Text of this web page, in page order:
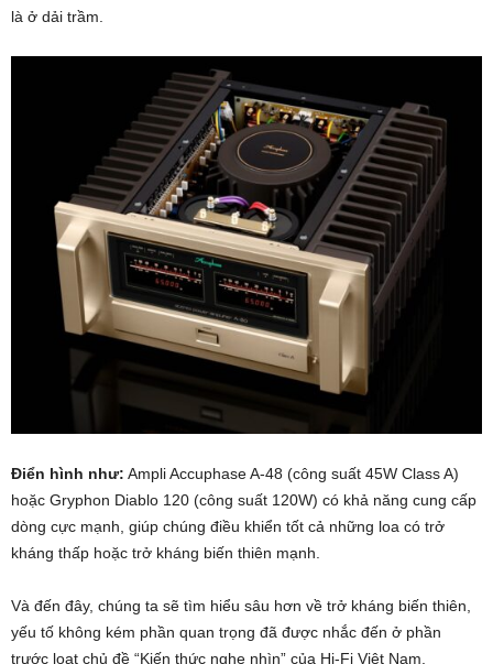
là ở dải trầm.
Điển hình như: Ampli Accuphase A-48 (công suất 45W Class A)
hoặc Gryphon Diablo 120 (công suất 120W) có khả năng cung cấp
dòng cực mạnh, giúp chúng điều khiển tốt cả những loa có trở
kháng thấp hoặc trở kháng biến thiên mạnh.
Và đến đây, chúng ta sẽ tìm hiểu sâu hơn về trở kháng biến thiên,
yếu tố không kém phần quan trọng đã được nhắc đến ở phần
trước loạt chủ đề “Kiến thức nghe nhìn” của Hi-Fi Việt Nam.